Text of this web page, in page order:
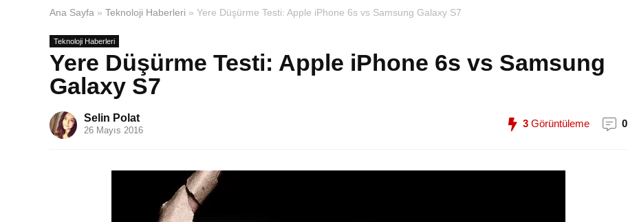
Ana Sayfa » Teknoloji Haberleri » Yere Düşürme Testi: Apple iPhone 6s vs Samsung Galaxy S7
Teknoloji Haberleri
Yere Düşürme Testi: Apple iPhone 6s vs Samsung
Galaxy S7
Selin Polat
26 Mayıs 2016
3 Görüntüleme 0